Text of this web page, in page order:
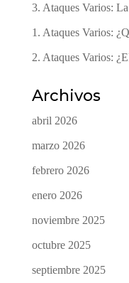
3. Ataques Varios:
1. Ataques Varios:
2. Ataques Varios:
Archivos
abril 2026
marzo 2026
febrero 2026
enero 2026
noviembre 2025
octubre 2025
septiembre 2025